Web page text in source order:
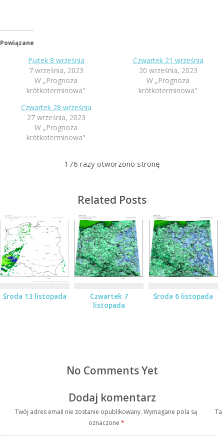
Powiązane
Piątek 8 września
7 września, 2023
W „Prognoza
krótkoterminowa"
Czwartek 21 września
20 września, 2023
W „Prognoza
krótkoterminowa"
Czwartek 28 września
27 września, 2023
W „Prognoza
krótkoterminowa"
176 razy otworzono stronę
Related Posts
Środa 13 listopada
Czwartek 7
listopada
Środa 6 listopada
No Comments Yet
Dodaj komentarz
Twój adres email nie zostanie opublikowany. Wymagane pola są
oznaczone *
Ta